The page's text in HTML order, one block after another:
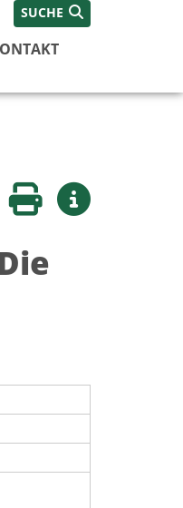
SUCHE
Seite druckenWeitere Infos